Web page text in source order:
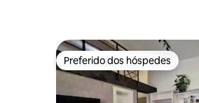
Preferido dos hóspedes
Preferido dos hóspedes